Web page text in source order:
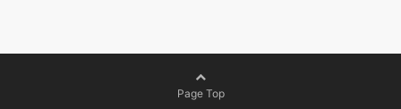
Page Top